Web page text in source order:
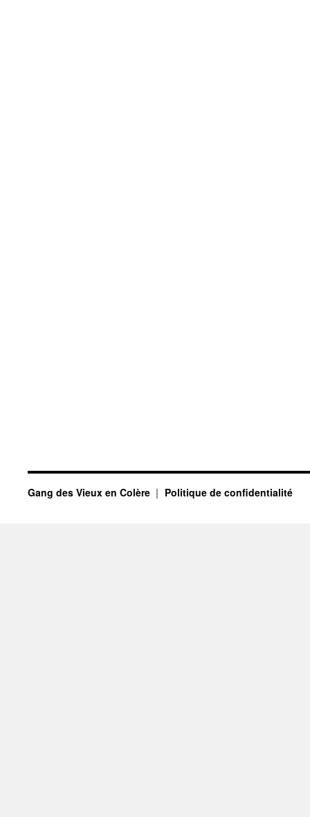
Gang des Vieux en Colère Politique de confidentialité